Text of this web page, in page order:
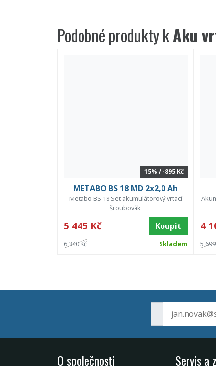
Podobné produkty kAku
15% / -895 Kč
METABO BS 18 MD 2x2,0 Ah
Metabo BS 18 Set akumulátorový vrtací
šroubovák
5 445 Kč Koupit
6 340 Kč Skladem
4
5
O společnosti Servis a